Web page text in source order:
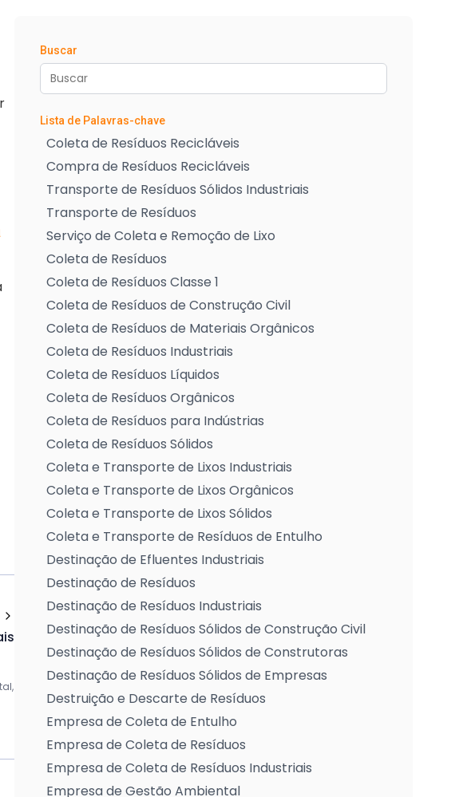
Buscar
Lista de Palavras-chave
Coleta de Resíduos Recicláveis
Compra de Resíduos Recicláveis
Transporte de Resíduos Sólidos Industriais
Transporte de Resíduos
Serviço de Coleta e Remoção de Lixo
Coleta de Resíduos
Coleta de Resíduos Classe 1
Coleta de Resíduos de Construção Civil
Coleta de Resíduos de Materiais Orgânicos
Coleta de Resíduos Industriais
Coleta de Resíduos Líquidos
Coleta de Resíduos Orgânicos
Coleta de Resíduos para Indústrias
Coleta de Resíduos Sólidos
Coleta e Transporte de Lixos Industriais
Coleta e Transporte de Lixos Orgânicos
Coleta e Transporte de Lixos Sólidos
Coleta e Transporte de Resíduos de Entulho
Destinação de Efluentes Industriais
Destinação de Resíduos
Destinação de Resíduos Industriais
Destinação de Resíduos Sólidos de Construção Civil
Destinação de Resíduos Sólidos de Construtoras
Destinação de Resíduos Sólidos de Empresas
Destruição e Descarte de Resíduos
Empresa de Coleta de Entulho
Empresa de Coleta de Resíduos
Empresa de Coleta de Resíduos Industriais
Empresa de Gestão Ambiental